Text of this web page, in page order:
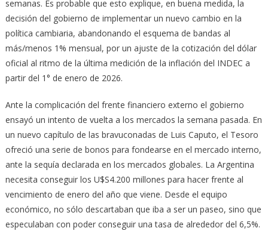
semanas. Es probable que esto explique, en buena medida, la
decisión del gobierno de implementar un nuevo cambio en la
política cambiaria, abandonando el esquema de bandas al
más/menos 1% mensual, por un ajuste de la cotización del dólar
oficial al ritmo de la última medición de la inflación del INDEC a
partir del 1° de enero de 2026.
Ante la complicación del frente financiero externo el gobierno
ensayó un intento de vuelta a los mercados la semana pasada. En
un nuevo capítulo de las bravuconadas de Luis Caputo, el Tesoro
ofreció una serie de bonos para fondearse en el mercado interno,
ante la sequía declarada en los mercados globales. La Argentina
necesita conseguir los U$S4.200 millones para hacer frente al
vencimiento de enero del año que viene. Desde el equipo
económico, no sólo descartaban que iba a ser un paseo, sino que
especulaban con poder conseguir una tasa de alrededor del 6,5%.